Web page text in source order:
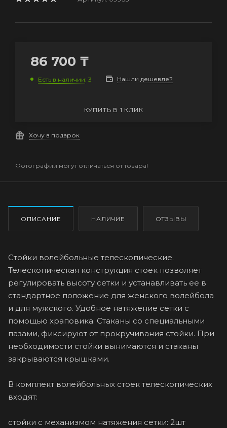
86 700 ₸
Есть в наличии: 3 Нашли дешевле?
КУПИТЬ В 1 КЛИК
Хочу в подарок
Фотографии могут отличаться от товара!
ОПИСАНИЕ НАЛИЧИЕ ОТЗЫВЫ
Стойки волейбольные телескопические.
Телескопическая конструкция стоек позволяет
регулировать высоту сетки и устанавливать ее в
стандартное положение для женского волейбола
и для мужского. Удобное натяжение сетки с
помощью храповика. Стаканы со специальными
пазами, фиксируют от прокручивания стойки. При
необходимости стойки вынимаются и стаканы
закрываются крышками.
В комплект волейбольных стоек телескопических
входят:
стойки с механизмом натяжения сетки: 2шт